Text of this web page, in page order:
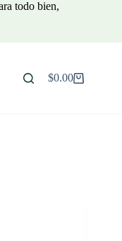
todo bien,
Carro
$0.00